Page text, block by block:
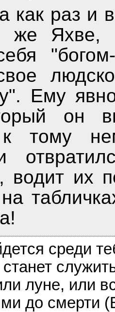
же Яхве,
Ему
он
тому
водит их
среди
станет
луне, или
до смерти